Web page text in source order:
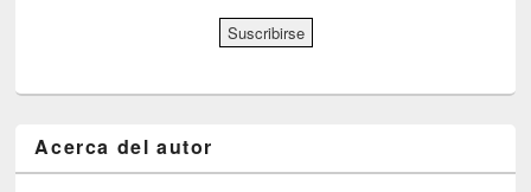
Acerca del autor